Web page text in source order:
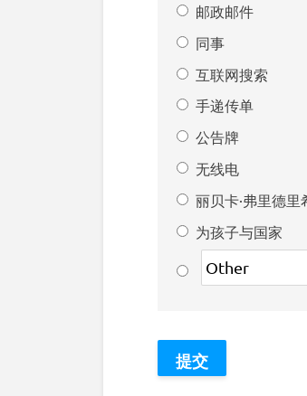
邮政邮件
同事
互联网搜索
手递传单
公告牌
无线电
丽贝卡·弗里德里
为孩子与国家